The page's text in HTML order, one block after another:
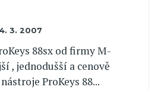
3. 2007
88sx od firmy M-
, jednodušší a cenově
ProKeys 88...